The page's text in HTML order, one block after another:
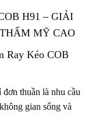
H91 – GIẢI
MỸ CAO
Ray Kéo COB
thuần là nhu cầu
gian sống và